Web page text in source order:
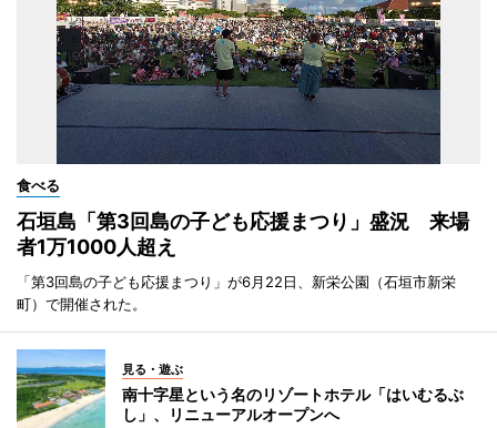
食べる
石垣島「第3回島の子ども応援まつり」盛況 来場
者1万1000人超え
「第3回島の子ども応援まつり」が6月22日、新栄公園（石垣市新栄
町）で開催された。
見る・遊ぶ
南十字星という名のリゾートホテル「はいむるぶ
し」、リニューアルオープンへ